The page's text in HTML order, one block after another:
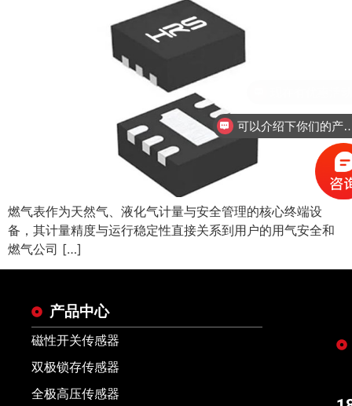
燃气表作为天然气、液化气计量与安全管理的核心终端设
备，其计量精度与运行稳定性直接关系到用户的用气安全和
燃气公司 […]
产品中心
磁性开关传感器
双极锁存传感器
全极高压传感器
可以介绍下你